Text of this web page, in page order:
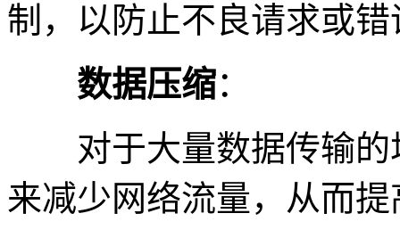
制，以防止不良请求或
数据压缩：
对于大量数据传输的
来减少网络流量，从而